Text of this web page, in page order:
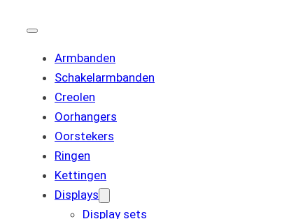
Armbanden
Schakelarmbanden
Creolen
Oorhangers
Oorstekers
Ringen
Kettingen
Displays
Display sets